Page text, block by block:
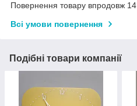
Повернення товару впродовж 14
Всі умови повернення
Подібні товари компанії